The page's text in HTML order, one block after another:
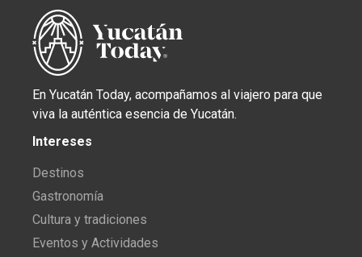
En Yucatán Today, acompañamos al viajero para que
viva la auténtica esencia de Yucatán.
Intereses
Destinos
Gastronomía
Cultura y tradiciones
Eventos y Actividades